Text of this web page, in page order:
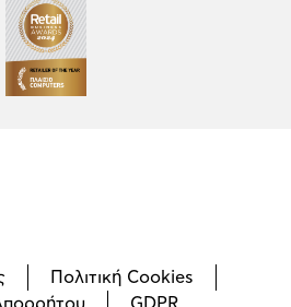
Πολιτική Cookies
GDPR